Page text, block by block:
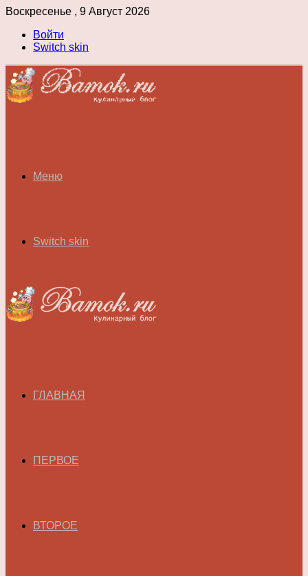
Воскресенье , 9 Август 2026
Войти
Switch skin
Меню
Switch skin
ГЛАВНАЯ
ПЕРВОЕ
ВТОРОЕ